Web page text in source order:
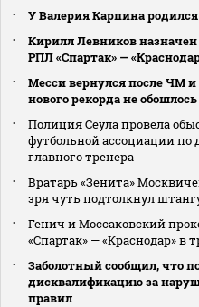
У Валерия Карпина
Кирилл Левников
РПЛ «Спартак» —
Месси вернулся после ЧМ и
нового рекорда не обошлось
Полиция Сеула провела
футбольной ассоциации по
главного тренера
Вратарь «Зенита»
зря чуть подтолкнул
Генич и Моссаковский
«Спартак» — «Краснодар» в
Заболотный сообщил, что
дисквалификацию за
правил